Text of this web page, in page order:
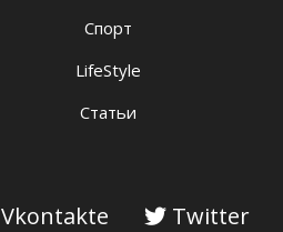
Спорт
LifeStyle
Статьи
Vkontakte Twitter